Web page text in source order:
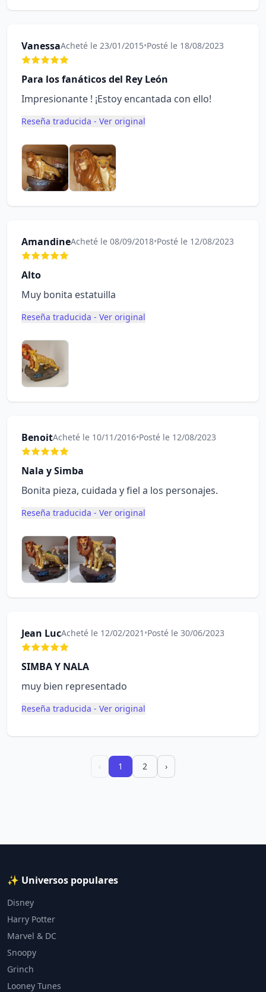
VanessaAcheté le 23/01/2015•Posté le 18/08/2023
Para los fanáticos del Rey León
Impresionante ! ¡Estoy encantada con ello!
Reseña traducida - Ver original
AmandineAcheté le 08/09/2018•Posté le 12/08/2023
Alto
Muy bonita estatuilla
Reseña traducida - Ver original
BenoitAcheté le 10/11/2016•Posté le 12/08/2023
Nala y Simba
Bonita pieza, cuidada y fiel a los personajes.
Reseña traducida - Ver original
Jean LucAcheté le 12/02/2021 •Posté le 30/06/2023
SIMBA Y NALA
muy bien representado
Reseña traducida - Ver original
‹ 1 2 ›
✨ Universos populares
Disney
Harry Potter
Marvel & DC
Snoopy
Grinch
Looney Tunes